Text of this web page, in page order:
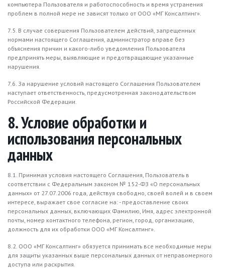
компьютера Пользователя и работоспособность и время устранения
проблем в полной мере не зависят только от ООО «МГ Консалтинг».
7.5. В случае совершения Пользователем действий, запрещенных
нормами настоящего Соглашения, администратор вправе без
объяснения причин и какого-либо уведомления Пользователя
предпринять меры, выявляющие и предотвращающие указанные
нарушения.
7.6. За нарушение условий настоящего Соглашения Пользователем
наступает ответственность, предусмотренная законодательством
Российской Федерации.
8. Условие обработки и
использования персональных
данных
8.1. Принимая условия настоящего Соглашения, Пользователь в
соответствии с Федеральным законом № 152-ФЗ «О персональных
данных» от 27.07.2006 года, действуя свободно, своей волей и в своем
интересе, выражает свое согласие на: - предоставление своих
персональных данных, включающих Фамилию, Имя, адрес электронной
почты, номер контактного телефона, регион, город, организацию,
должность для их обработки ООО «МГ Консалтинг».
8.2. ООО «МГ Консалтинг» обязуется принимать все необходимые меры
для защиты указанных выше персональных данных от неправомерного
доступа или раскрытия.